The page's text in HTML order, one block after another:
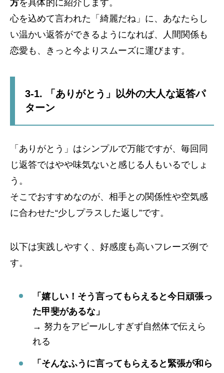
方を具体的に紹介します。
心を込めて言われた「綺麗だね」に、あなたらし
い温かい返答ができるようになれば、人間関係も
恋愛も、きっと今よりスムーズに運びます。
3-1. 「ありがとう」以外の大人な返答パ
ターン
「ありがとう」はシンプルで万能ですが、毎回同
じ返答ではやや味気ないと感じる人もいるでしょ
う。
そこでおすすめなのが、相手との関係性や空気感
に合わせた“少しプラスした返し”です。
以下は実践しやすく、好感度も高いフレーズ例で
す。
「嬉しい！そう言ってもらえると今日頑張っ
た甲斐があるな」
→ 努力をアピールしすぎず自然体で伝えら
れる
「そんなふうに言ってもらえると緊張が和ら